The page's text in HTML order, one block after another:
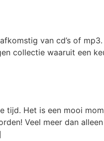
van cd’s of
collectie waaruit een
tijd. Het is een mooi
Veel meer dan